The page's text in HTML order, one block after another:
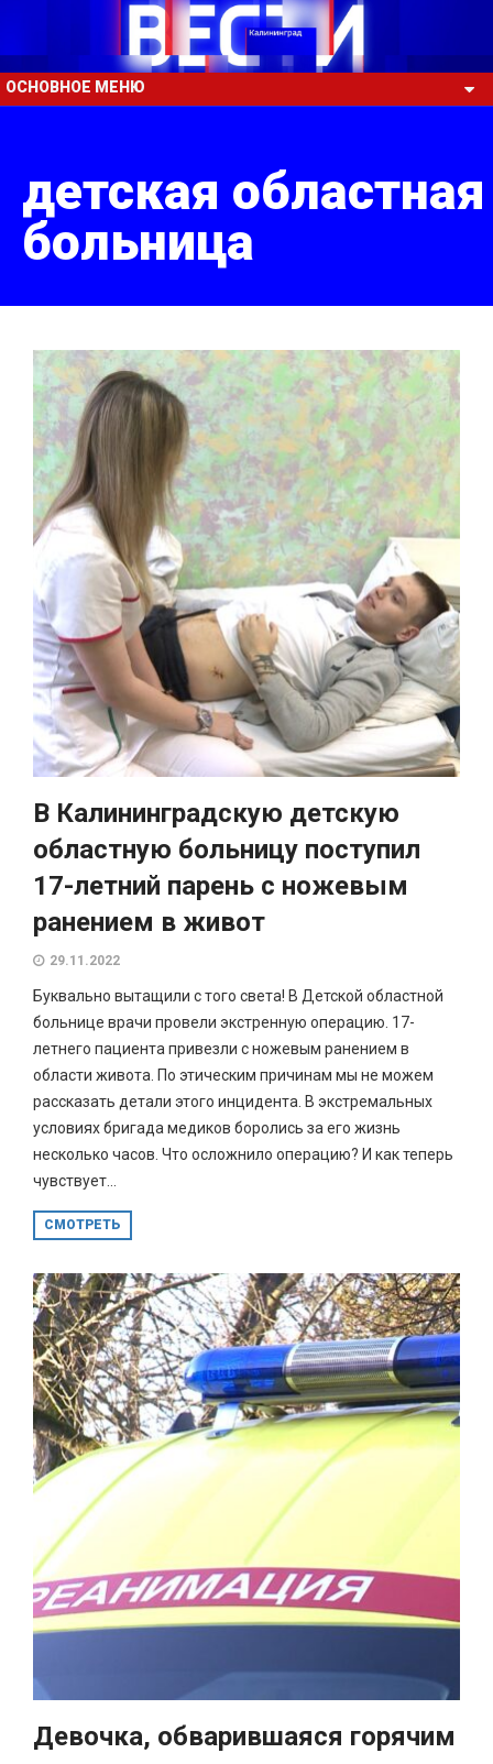
ОСНОВНОЕ МЕНЮ
детская областная
больница
В Калининградскую детскую
областную больницу поступил
17-летний парень с ножевым
ранением в живот
29.11.2022
Буквально вытащили с того света! В Детской областной
больнице врачи провели экстренную операцию. 17-
летнего пациента привезли с ножевым ранением в
области живота. По этическим причинам мы не можем
рассказать детали этого инцидента. В экстремальных
условиях бригада медиков боролись за его жизнь
несколько часов. Что осложнило операцию? И как теперь
чувствует...
СМОТРЕТЬ
Девочка, обварившаяся горячим